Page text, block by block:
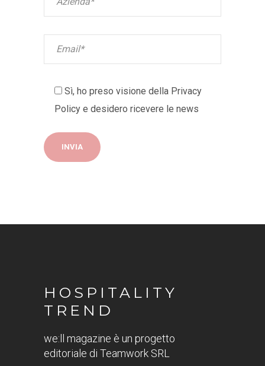
Sì, ho preso visione della Privacy
Policy e desidero ricevere le news
HOSPITALITY
TREND
we:ll magazine è un progetto
editoriale di Teamwork SRL